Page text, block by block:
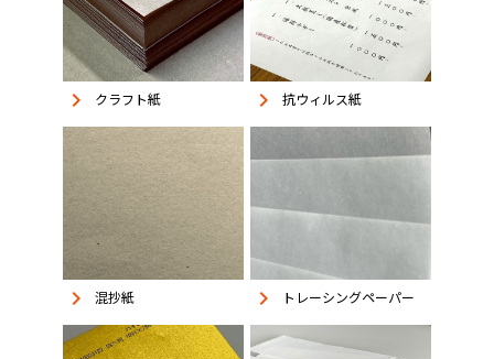
keyboard_arrow_right クラフト紙 keyboard_arrow_right 抗ウィルス紙
keyboard_arrow_right 混抄紙 keyboard_arrow_right トレーシングペーパー